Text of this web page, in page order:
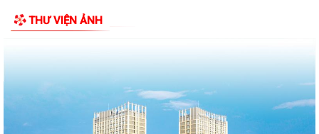
Quyết định Về việc thu hồi đất để GPMB thực hiện Dự án: Mở rộng
đường Lý Thái Tông kéo dài (đoạn...
Quyết định Về việc thu hồi đất để GPMB thực hiện Dự án: Mở rộng
đường Lý Thái Tông kéo dài (đoạn...
THƯ VIỆN ẢNH